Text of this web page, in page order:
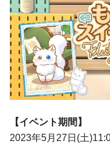
【イベント期間】
2023年5月27日(土